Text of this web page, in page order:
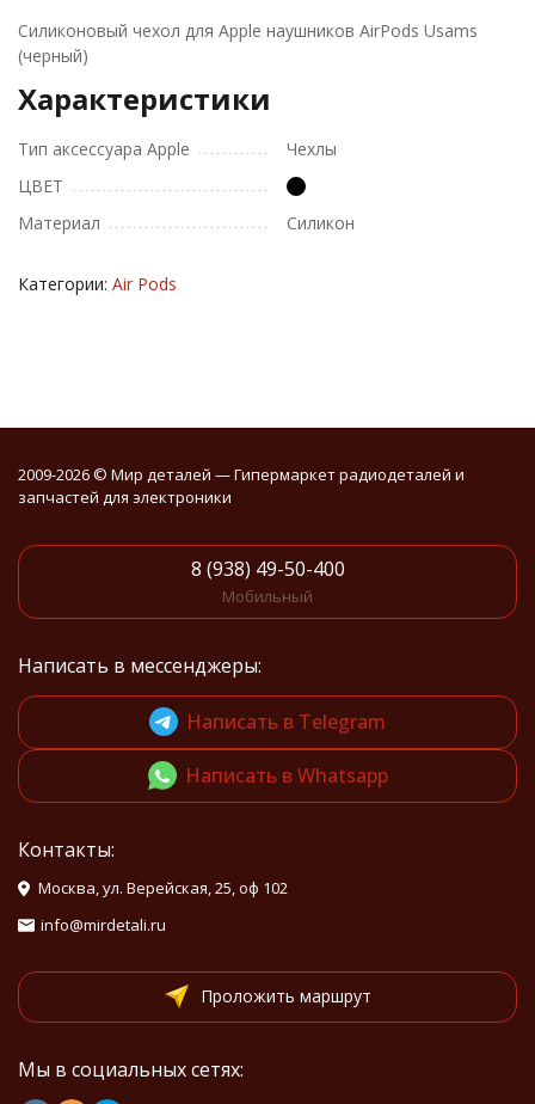
Силиконовый чехол для Apple наушников AirPods Usams
(черный)
Характеристики
Тип аксессуара Apple
Чехлы
ЦВЕТ
Материал
Силикон
Категории: Air Pods
2009-2026 © Мир деталей — Гипермаркет радиодеталей и
запчастей для электроники
8 (938) 49-50-400
Мобильный
Написать в мессенджеры:
Написать в Telegram
Написать в Whatsapp
Контакты:
Москва, ул. Верейская, 25, оф 102
info@mirdetali.ru
Проложить маршрут
Мы в социальных сетях: